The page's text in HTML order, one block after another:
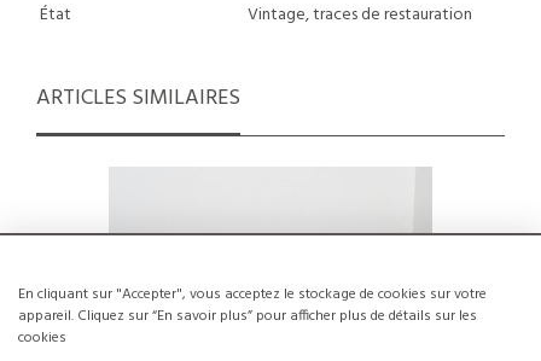
En cliquant sur "Accepter", vous acceptez le stockage de cookies sur votre
appareil. Cliquez sur “En savoir plus” pour afficher plus de détails sur les
cookies
État
Vintage, traces de restauration
ARTICLES SIMILAIRES